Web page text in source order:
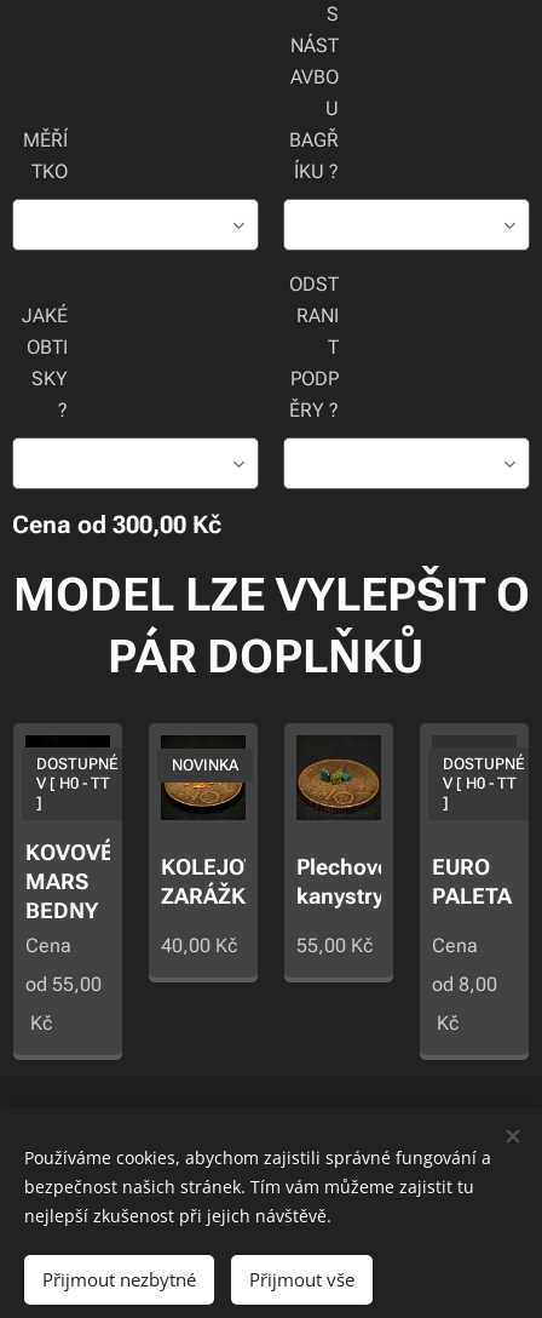
MĚŘÍ
TKO
S
NÁST
AVBO
U
BAGŘ
ÍKU ?
JAKÉ
OBTI
SKY
?
ODST
RANI
T
PODP
ĚRY ?
Cena od 300,00 Kč
Do košíku
MODEL LZE VYLEPŠIT O
PÁR DOPLŇKŮ
KOVOVÉ
MARS
BEDNY
DOSTUPNÉ
V [ H0 - TT
]
Cena
od 55,00
Kč
KOLEJOVÁ
ZARÁŽKA
NOVINKA
40,00 Kč
Plechové
kanystry
55,00 Kč
EURO
PALETA
DOSTUPNÉ
V [ H0 - TT
]
Cena
od 8,00
Kč
JAKO MODELS Cookies
Používáme cookies, abychom zajistili správné fungování a
bezpečnost našich stránek. Tím vám můžeme zajistit tu
nejlepší zkušenost při jejich návštěvě.
Přijmout nezbytné Přijmout vše